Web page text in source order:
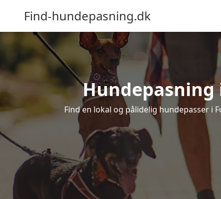
Find-hundepasning.dk
Hundepasning
Find en lokal og pålidelig hundepasser i